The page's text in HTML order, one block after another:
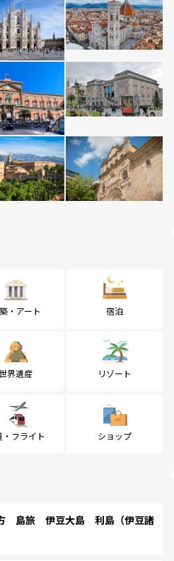
・アート 宿泊
界遺産 リゾート
・フライト ショップ
島旅 伊豆大島 利島（伊豆諸